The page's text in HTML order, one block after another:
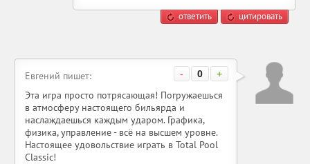
ответить цитировать
- 0 +
Евгений пишет:
Эта игра просто потрясающая! Погружаешься
в атмосферу настоящего бильярда и
наслаждаешься каждым ударом. Графика,
физика, управление - всё на высшем уровне.
Настоящее удовольствие играть в Total Pool
Classic!